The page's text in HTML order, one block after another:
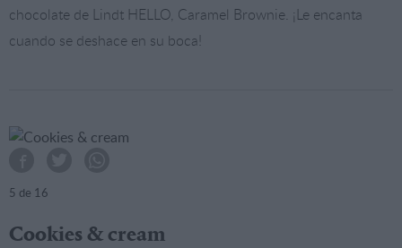
chocolate de Lindt HELLO, Caramel Brownie. ¡Le encanta
cuando se deshace en su boca!
5 de 16
Cookies & cream